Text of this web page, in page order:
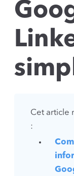
Cet article
: